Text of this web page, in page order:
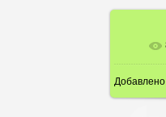
Добавлено